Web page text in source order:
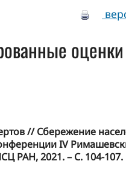
оценки
// Сбережение
IV
РАН, 2021. – С. 104-107.